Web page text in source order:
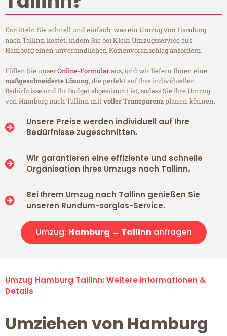
Ermitteln Sie schnell und einfach, was ein Umzug von Hamburg
nach Tallinn kostet, indem Sie bei Klein Umzugsservice aus
Hamburg einen unverbindlichen Kostenvoranschlag anfordern.
Füllen Sie unserOnline-Formularaus, und wir liefern Ihnen eine
maßgeschneiderte Lösung, die perfekt auf Ihre individuellen
Bedürfnisse und Ihr Budget abgestimmt ist, sodass Sie Ihre Umzug
von Hamburg nach Tallinn mitvoller Transparenzplanen können.
Unsere Preise werden individuell auf Ihre
Bedürfnisse zugeschnitten.
Wir garantieren eine effiziente und schnelle
Organisation Ihres Umzugs nach Tallinn.
Bei Ihrem Umzug nach Tallinn genießen Sie
unseren Rundum-sorglos-Service.
Umzug: Hamburg → Tallinn anfragen
Umzug Hamburg Tallinn: Weitere Informationen &
Details
Umziehen von Hamburg